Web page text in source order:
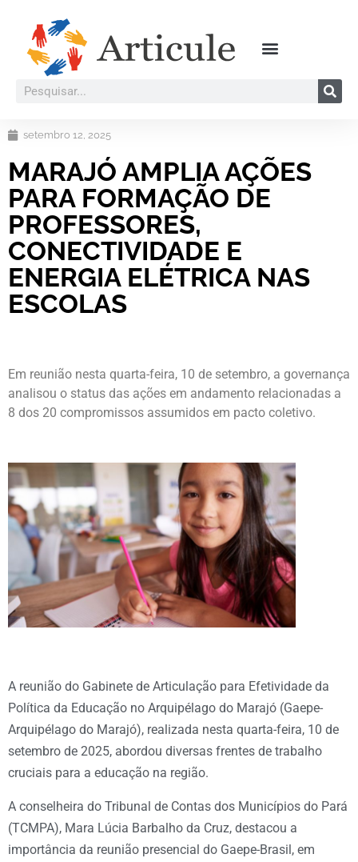
setembro 12, 2025
MARAJÓ AMPLIA AÇÕES
PARA FORMAÇÃO DE
PROFESSORES,
CONECTIVIDADE E
ENERGIA ELÉTRICA NAS
ESCOLAS
Em reunião nesta quarta-feira, 10 de setembro, a governança
analisou o status das ações em andamento relacionadas a
8 dos 20 compromissos assumidos em pacto coletivo.
A reunião do Gabinete de Articulação para Efetividade da
Política da Educação no Arquipélago do Marajó (Gaepe-
Arquipélago do Marajó), realizada nesta quarta-feira, 10 de
setembro de 2025, abordou diversas frentes de trabalho
cruciais para a educação na região.
A conselheira do Tribunal de Contas dos Municípios do Pará
(TCMPA), Mara Lúcia Barbalho da Cruz, destacou a
importância da reunião presencial do Gaepe-Brasil, em